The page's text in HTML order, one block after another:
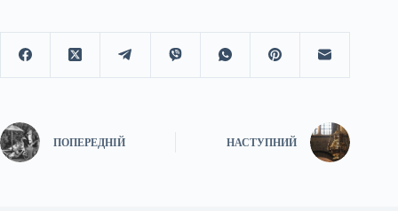
ПОПЕРЕДНІЙ НАСТУПНИЙ